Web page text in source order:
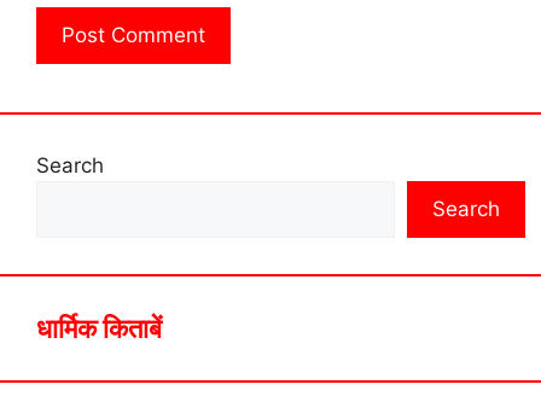
Search
Search
धार्मिक किताबें